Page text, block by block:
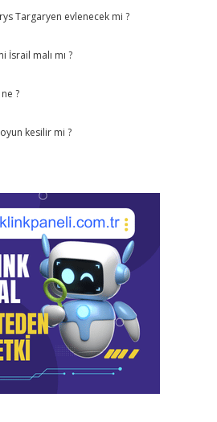
Targaryen evlenecek mi ?
İsrail malı mı ?
?
kesilir mi ?